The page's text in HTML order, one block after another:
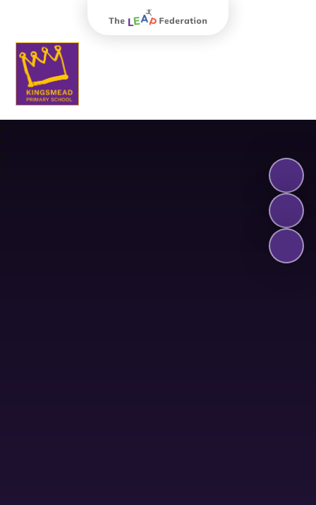
Kingsmead Primary School
The Leap Federation